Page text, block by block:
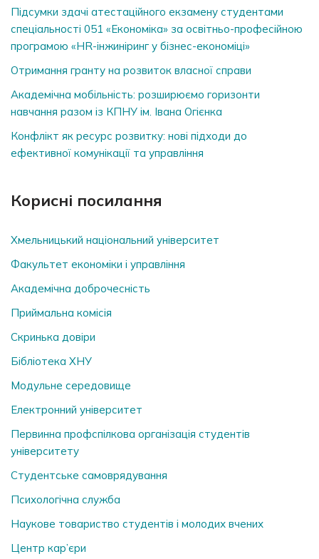
Підсумки здачі атестаційного екзамену студентами
спеціальності 051 «Економіка» за освітньо-професійною
програмою «HR-інжиніринг у бізнес-економіці»
Отримання гранту на розвиток власної справи
Академічна мобільність: розширюємо горизонти
навчання разом із КПНУ ім. Івана Огієнка
Конфлікт як ресурс розвитку: нові підходи до
ефективної комунікації та управління
Корисні посилання
Хмельницький національний університет
Факультет економіки і управління
Академічна доброчесність
Приймальна комісія
Скринька довiри
Бібліотека ХНУ
Модульне середовище
Електронний університет
Первинна профспілкова організація студентів
університету
Студентське самоврядування
Психологічна служба
Наукове товариство студентів і молодих вчених
Центр кар’єри